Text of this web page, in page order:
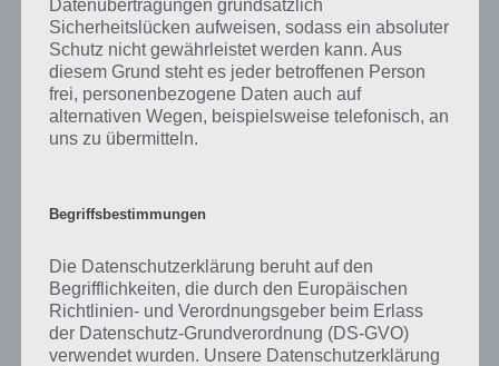
aktuellen Antworten auf die zahlreichen Fragen in der App geben.
Darum geht es bei 94%
Was ist 94%? In der App 94% musst du auf Basis eines Bildes oder
Level freischalten. Zusammenaddiert ergeben alle Antworten 94
wurde die App mittlerweile heruntergeladen und gehört mit zu den
erfolgreichsten Spiele Apps in diesem Genre im Google Play Store
und iTunes App Store.
Datenübertragungen grundsätzlich
Sicherheitslücken aufweisen, sodass ein absoluter
Schutz nicht gewährleistet werden kann. Aus
diesem Grund steht es jeder betroffenen Person
frei, personenbezogene Daten auch auf
alternativen Wegen, beispielsweise telefonisch, an
uns zu übermitteln.
Begriffsbestimmungen
Die Datenschutzerklärung beruht auf den
Begrifflichkeiten, die durch den Europäischen
Richtlinien- und Verordnungsgeber beim Erlass
der Datenschutz-Grundverordnung (DS-GVO)
verwendet wurden. Unsere Datenschutzerklärung